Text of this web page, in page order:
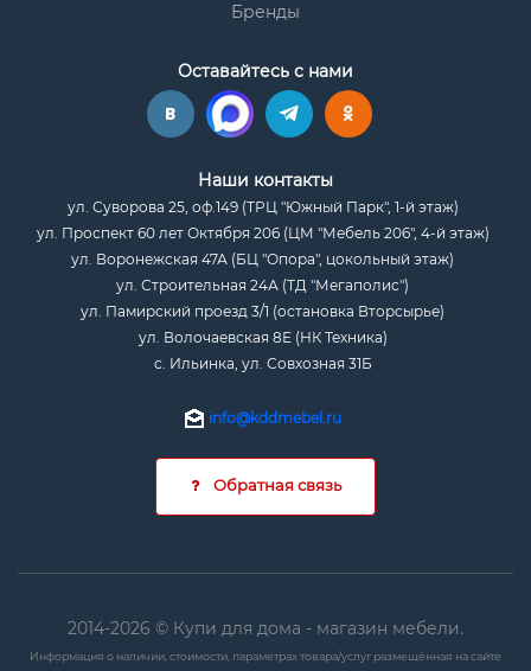
Бренды
Оставайтесь с нами
Наши контакты
ул. Суворова 25, оф.149 (ТРЦ "Южный Парк", 1-й этаж)
ул. Проспект 60 лет Октября 206 (ЦМ "Мебель 206", 4-й этаж)
ул. Воронежская 47А (БЦ "Опора", цокольный этаж)
ул. Строительная 24А (ТД "Мегаполис")
ул. Памирский проезд 3/1 (остановка Вторсырье)
ул. Волочаевская 8Е (НК Техника)
с. Ильинка, ул. Совхозная 31Б
info@kddmebel.ru
Обратная связь
2014-2026 © Купи для дома - магазин мебели.
Информация о наличии, стоимости, параметрах товара/услуг размещённая на сайте